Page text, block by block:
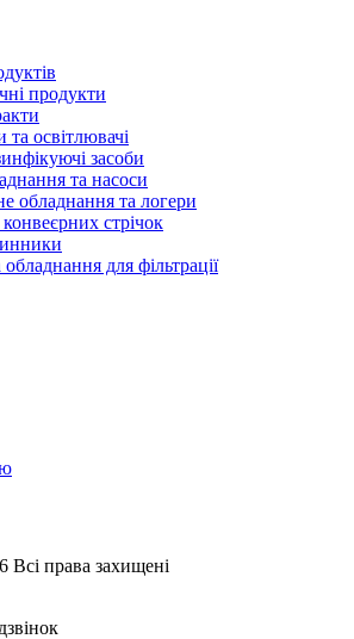
продукти
та освітлювачі
засоби
та насоси
обладнання та логери
стрічок
для фільтрації
права захищені